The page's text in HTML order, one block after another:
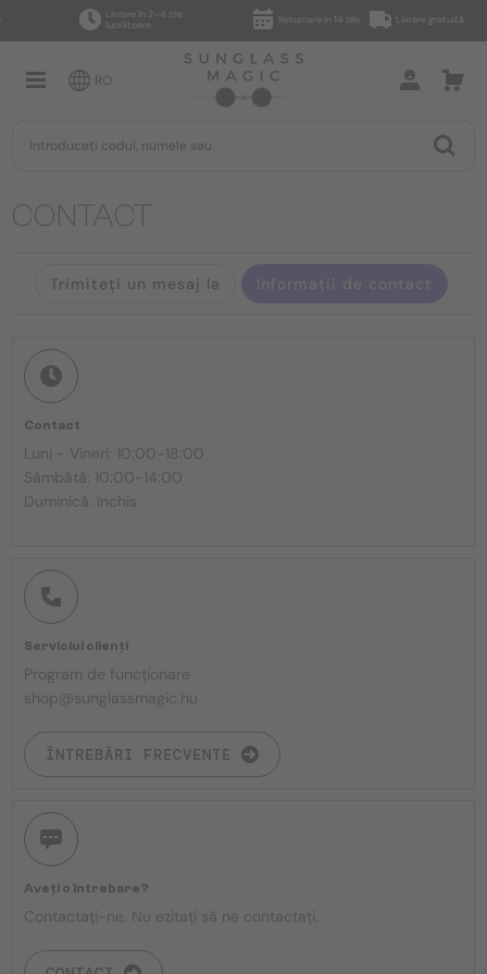
Livrare în 2–4 zile
lucrătoare
Returnare în 14 zile Livrare gratuită
RO
CONTACT
Trimiteți un mesaj la Informații de contact
Contact
Luni - Vineri: 10:00-18:00
Sâmbătă: 10:00-14:00
Duminică: închis
Serviciul clienți
Program de funcționare
shop@sunglassmagic.hu
ÎNTREBĂRI FRECVENTE
Aveți o întrebare?
Contactați-ne. Nu ezitați să ne contactați.